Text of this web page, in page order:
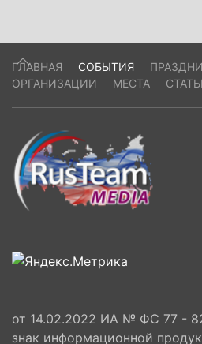
ГЛАВНАЯ СОБЫТИЯ
ОРГАНИЗАЦИИ
МЕСТА
от 14.02.2022 ИА № ФС 77 -
знак информационной